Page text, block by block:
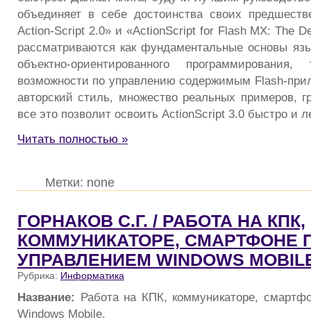
объединяет в себе достоинства своих
Action-Script 2.0» и «ActionScript for Flash MX: The
рассматриваются как фундаментальные основы
объектно-ориентированного
возможности по управлению содержимым Flash-
авторский стиль, множество реальных примеров,
все это позволит освоить ActionScript 3.0 быстро и
Читать полностью »
Метки: none
ГОРНАКОВ С.Г. / РАБОТА НА КПК,
КОММУНИКАТОРЕ, СМАРТФОНЕ
УПРАВЛЕНИЕМ WINDOWS
Рубрика: Информатика
Название: Работа на КПК, коммуникаторе,
Windows Mobile.